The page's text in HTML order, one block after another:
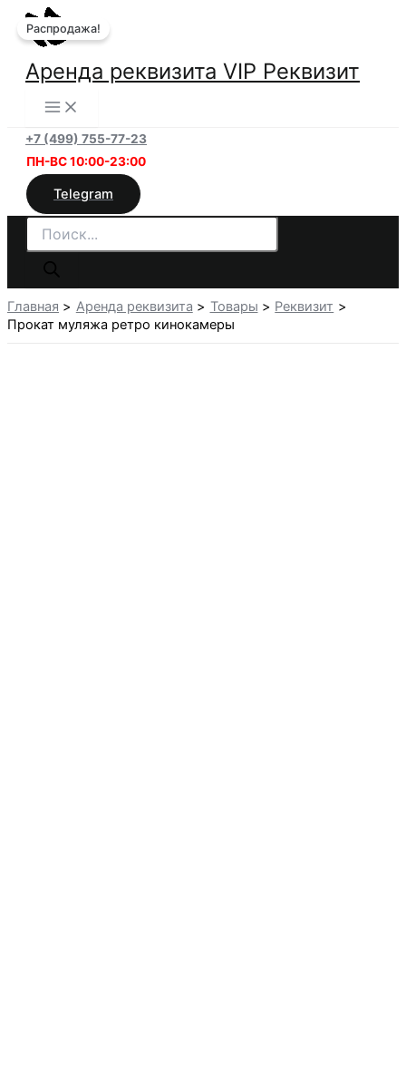
Перейти
содержимому
Аренда реквизита VIP Реквизит
+7 (499) 755-77-23
ПН-ВС 10:00-23:00
Telegram
Поиск
товаров
Главная Аренда реквизита Товары
Реквизит
Прокат муляжа ретро кинокамеры
Распродажа!